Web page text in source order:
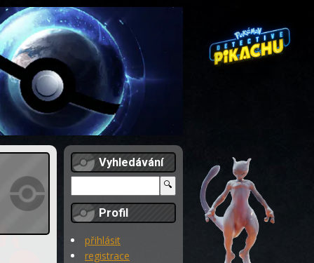
Vyhledávání
Profil
přihlásit
registrace